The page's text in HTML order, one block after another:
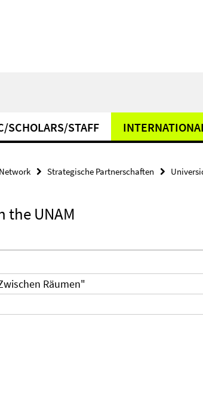
SCHOLARS/STAFF
Strategische Partnerschaften
the UNAM
Räumen"